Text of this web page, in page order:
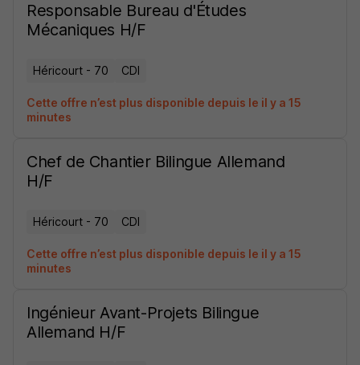
Responsable Bureau d'Études
Mécaniques H/F
Héricourt - 70 CDI
Cette offre n’est plus disponible depuis le il y a 15
minutes
Chef de Chantier Bilingue Allemand
H/F
Héricourt - 70 CDI
Cette offre n’est plus disponible depuis le il y a 15
minutes
Ingénieur Avant-Projets Bilingue
Allemand H/F